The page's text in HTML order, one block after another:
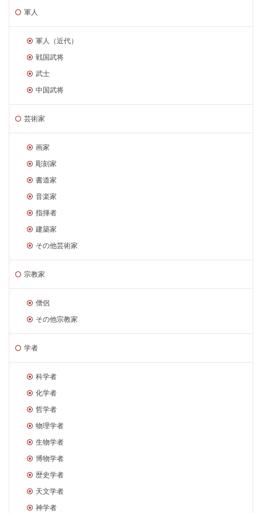
軍人
軍人（近代）
戦国武将
武士
中国武将
芸術家
画家
彫刻家
書道家
音楽家
指揮者
建築家
その他芸術家
宗教家
僧侶
その他宗教家
学者
科学者
化学者
哲学者
物理学者
生物学者
博物学者
歴史学者
天文学者
神学者